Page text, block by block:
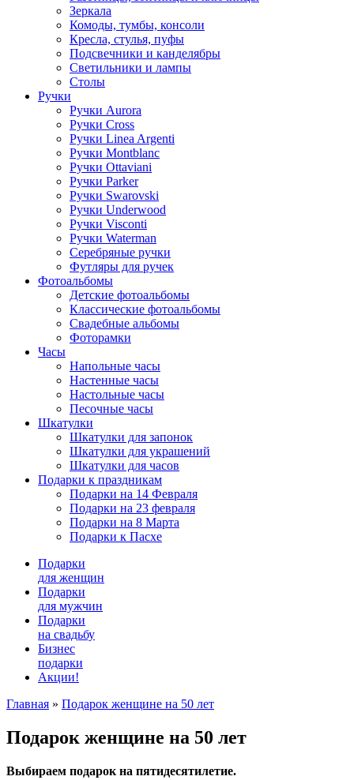
Зеркала
Комоды, тумбы, консоли
Кресла, стулья, пуфы
Подсвечники и канделябры
Светильники и лампы
Столы
Ручки
Ручки Aurora
Ручки Cross
Ручки Linea Argenti
Ручки Montblanc
Ручки Ottaviani
Ручки Parker
Ручки Swarovski
Ручки Underwood
Ручки Visconti
Ручки Waterman
Серебряные ручки
Футляры для ручек
Фотоальбомы
Детские фотоальбомы
Классические фотоальбомы
Свадебные альбомы
Фоторамки
Часы
Напольные часы
Настенные часы
Настольные часы
Песочные часы
Шкатулки
Шкатулки для запонок
Шкатулки для украшений
Шкатулки для часов
Подарки к праздникам
Подарки на 14 Февраля
Подарки на 23 февраля
Подарки на 8 Марта
Подарки к Пасхе
Подарки
для женщин
Подарки
для мужчин
Подарки
на свадьбу
Бизнес
подарки
Акции!
Главная » Подарок женщине на 50 лет
Подарок женщине на 50 лет
Выбираем подарок на пятидесятилетие.